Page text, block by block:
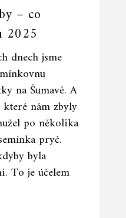
– co
2025
dnech jsme
na Šumavě. A
nám zbyly
po několika
pryč.
byla
To je účelem